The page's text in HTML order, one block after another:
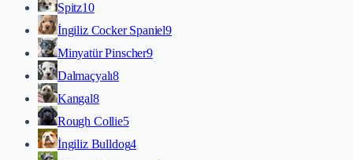
Spitz10
İngiliz Cocker Spaniel9
Minyatür Pinscher9
Dalmaçyalı8
Kangal8
Rough Collie5
İngiliz Bulldog4